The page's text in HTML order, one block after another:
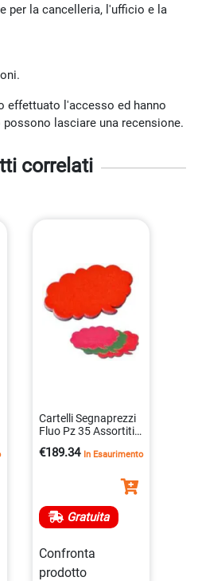
per la cancelleria, l'ufficio e la
effettuato l'accesso ed hanno
lasciare una recensione.
correlati
Cartelli Segnaprezzi
Fluo Pz 35 Assortiti
8011919109458
€189.34 In Esaurimento
Gratuita
Confronta
prodotto